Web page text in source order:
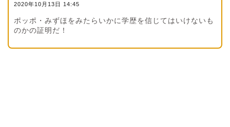
2020年10月13日 14:45
ポッポ・みずほをみたらいかに学歴を信じてはいけないも
のかの証明だ！